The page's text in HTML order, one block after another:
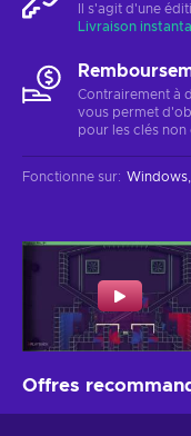
Il s'agit d'une
Livraison
Contrairement à
vous permet
pour les clés non
Fonctionne sur: Windows
Offres